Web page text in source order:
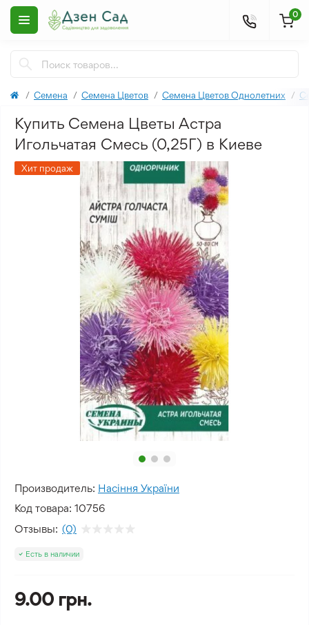
0
Семена Семена Цветов Семена Цветов Однолетних
Купить Семена Цветы Астра
Игольчатая Смесь (0,25Г) в Киеве
Хит продаж
Производитель: Насіння України
Код товара: 10756
Отзывы: (0)
Есть в наличии
9.00 грн.